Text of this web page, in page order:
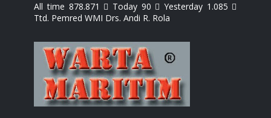
All time 878.871  Today 90  Yesterday 1.085 
Ttd. Pemred WMI Drs. Andi R. Rola